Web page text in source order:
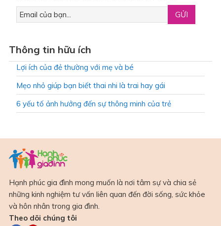
Thông tin hữu ích
Lợi ích của đẻ thường với mẹ và bé
Mẹo nhỏ giúp bạn biết thai nhi là trai hay gái
6 yếu tố ảnh hưởng đến sự thông minh của trẻ
Hạnh phúc gia đình mong muốn là nơi tâm sự và chia sẻ
những kinh nghiệm tư vấn liên quan đến đời sống, sức khỏe
và hôn nhân trong gia đình.
Theo dõi chúng tôi